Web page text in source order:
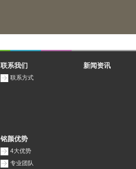
联系我们
联系方式
新闻资讯
铭颜优势
4大优势
专业团队